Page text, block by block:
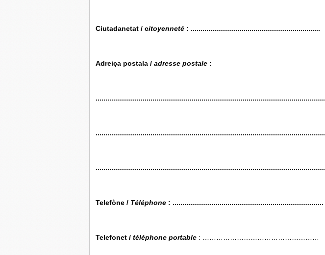
Ciutadanetat / citoyenneté : ..................................................................
Adreiça postala / adresse postale :
.....................................................................................................................
.....................................................................................................................
.....................................................................................................................
Telefòne / Téléphone : .............................................................................
Telefonet / téléphone portable : ……………………………………………